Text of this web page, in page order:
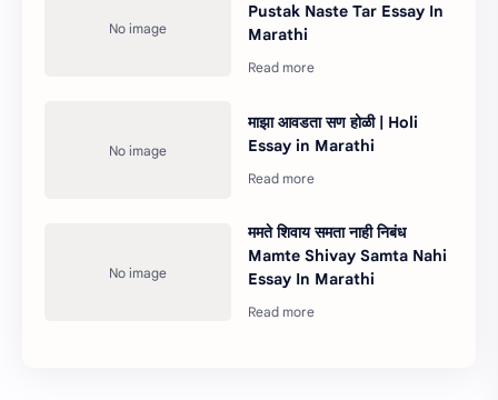
Pustak Naste Tar Essay In
Marathi
माझा आवडता सण होळी | Holi
Essay in Marathi
ममते शिवाय समता नाही निबंध
Mamte Shivay Samta Nahi
Essay In Marathi